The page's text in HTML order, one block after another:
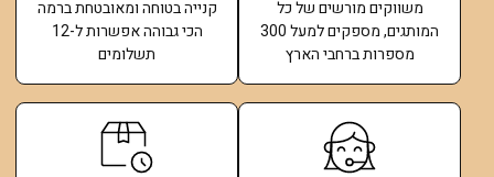
משווקים מורשים של כל
המותגים, מספקים למעל 300
מספרות ברחבי הארץ
קנייה בטוחה ומאובטחת ברמה
הכי גבוהה אפשרות ל-12
תשלומים​